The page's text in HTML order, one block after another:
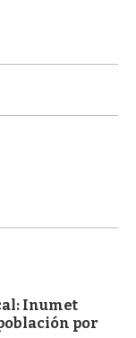
Inumet
por